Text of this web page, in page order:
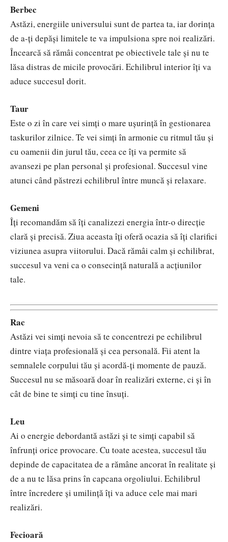
Berbec
Astăzi, energiile universului sunt de partea ta, iar dorința
de a-ți depăși limitele te va impulsiona spre noi realizări.
Încearcă să rămâi concentrat pe obiectivele tale și nu te
lăsa distras de micile provocări. Echilibrul interior îți va
aduce succesul dorit.
Taur
Este o zi în care vei simți o mare ușurință în gestionarea
taskurilor zilnice. Te vei simți în armonie cu ritmul tău și
cu oamenii din jurul tău, ceea ce îți va permite să
avansezi pe plan personal și profesional. Succesul vine
atunci când păstrezi echilibrul între muncă și relaxare.
Gemeni
Îți recomandăm să îți canalizezi energia într-o direcție
clară și precisă. Ziua aceasta îți oferă ocazia să îți clarifici
viziunea asupra viitorului. Dacă rămâi calm și echilibrat,
succesul va veni ca o consecință naturală a acțiunilor
tale.
Rac
Astăzi vei simți nevoia să te concentrezi pe echilibrul
dintre viața profesională și cea personală. Fii atent la
semnalele corpului tău și acordă-ți momente de pauză.
Succesul nu se măsoară doar în realizări externe, ci și în
cât de bine te simți cu tine însuți.
Leu
Ai o energie debordantă astăzi și te simți capabil să
înfrunți orice provocare. Cu toate acestea, succesul tău
depinde de capacitatea de a rămâne ancorat în realitate și
de a nu te lăsa prins în capcana orgoliului. Echilibrul
între încredere și umilință îți va aduce cele mai mari
realizări.
Fecioară